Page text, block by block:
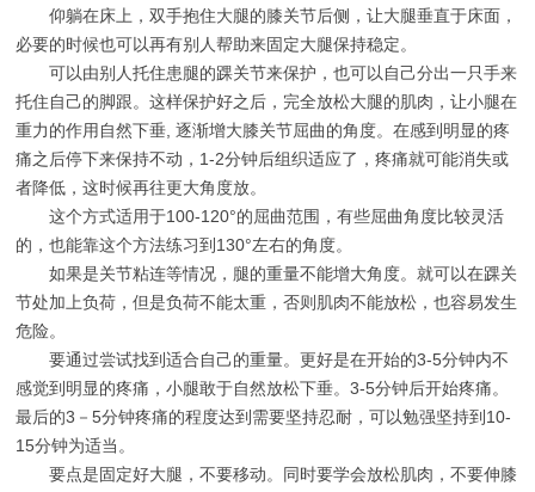
仰躺在床上，双手抱住大腿的膝关节后侧，让大腿垂直于床面，
必要的时候也可以再有别人帮助来固定大腿保持稳定。
可以由别人托住患腿的踝关节来保护，也可以自己分出一只手来
托住自己的脚跟。这样保护好之后，完全放松大腿的肌肉，让小腿在
重力的作用自然下垂, 逐渐增大膝关节屈曲的角度。在感到明显的疼
痛之后停下来保持不动，1-2分钟后组织适应了，疼痛就可能消失或
者降低，这时候再往更大角度放。
这个方式适用于100-120°的屈曲范围，有些屈曲角度比较灵活
的，也能靠这个方法练习到130°左右的角度。
如果是关节粘连等情况，腿的重量不能增大角度。就可以在踝关
节处加上负荷，但是负荷不能太重，否则肌肉不能放松，也容易发生
危险。
要通过尝试找到适合自己的重量。更好是在开始的3-5分钟内不
感觉到明显的疼痛，小腿敢于自然放松下垂。3-5分钟后开始疼痛。
最后的3－5分钟疼痛的程度达到需要坚持忍耐，可以勉强坚持到10-
15分钟为适当。
要点是固定好大腿，不要移动。同时要学会放松肌肉，不要伸膝